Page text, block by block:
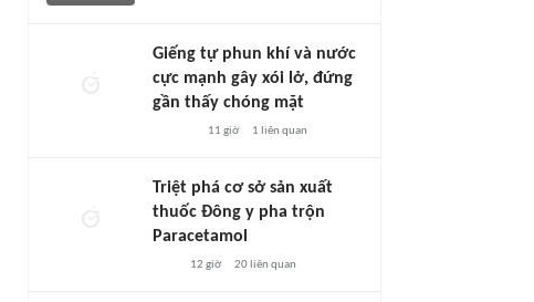
Giếng tự phun khí và nước
cực mạnh gây xói lở, đứng
gần thấy chóng mặt
11 giờ 1 liên quan
Triệt phá cơ sở sản xuất
thuốc Đông y pha trộn
Paracetamol
12 giờ 20liên quan